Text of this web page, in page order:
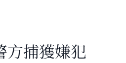
方捕獲嫌犯